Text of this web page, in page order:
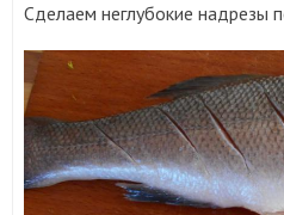
Сделаем неглубокие надрезы